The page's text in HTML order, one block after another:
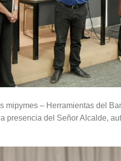
mipymes – Herramientas del
presencia del Señor Alcalde,